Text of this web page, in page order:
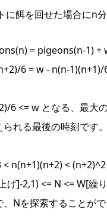
餌を回せた場合にn
= pigeons(n-1)
6 = w - n(n-1)(n+1)/
6 <= w となる、最大
れる最後の時刻です。
n(n+1)(n+2) <
げ]-2,1) <= N <= W[繰
Nを探索することがで